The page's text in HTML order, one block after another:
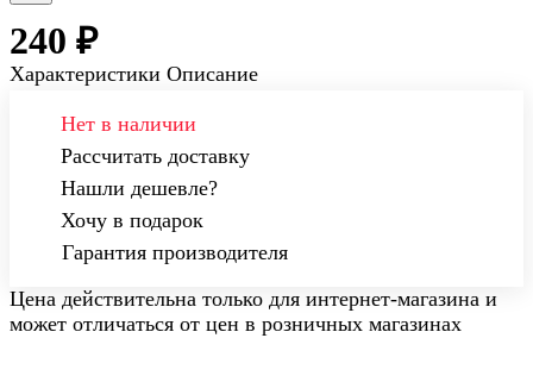
240 ₽
Характеристики Описание
Нет в наличии
Рассчитать доставку
Нашли дешевле?
Хочу в подарок
Гарантия производителя
Цена действительна только для интернет-магазина и
может отличаться от цен в розничных магазинах